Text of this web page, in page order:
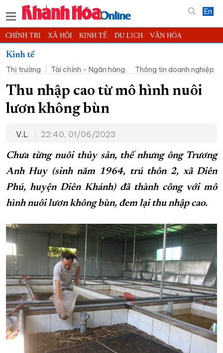
En
CHÍNH TRỊ XÃ HỘI KINH TẾ DU LỊCH VĂN HÓA
THỂ THAO
KHOA HỌC - CÔNG NGHỆ PHÁP LUẬT BẠN ĐỌC PHÓNG SỰ
THẾ GIỚI MULTIMEDIA VIDEO ĐỌC BÁO ONLINE
PODCAST THÔNG TIN - QUẢNG CÁO
TRƯỜNG SA BIỂN ĐẢO QUÊ HƯƠNG
CHUNG TAY CẢI CÁCH HÀNH CHÍNH
XÂY DỰNG NÔNG THÔN MỚI LỊCH CẮT ĐIỆN
TÀU - XE - MÁY BAY
KỶ NIỆM 370 NĂM XÂY DỰNG VÀ PHÁT TRIỂN TỈNH KHÁNH HÒA
XÂY DỰNG KHÁNH HÒA TRỞ THÀNH THÀNH PHỐ TRỰC THUỘC
ĐẠI HỘI ĐẢNG CÁC CẤP TRANG CHỦ VỀ BÁO KHÁNH HÒA
Kinh tế
Thị trường
Tài chính - Ngân hàng Thông tin doanh nghiệp
Thu nhập cao từ mô hình nuôi
lươn không bùn
V.L 22:40, 01/06/2023
Chưa từng nuôi thủy sản, thế nhưng ông Trương
Anh Huy (sinh năm 1964, trú thôn 2, xã Diên
Phú, huyện Diên Khánh) đã thành công với mô
hình nuôi lươn không bùn, đem lại thu nhập cao.